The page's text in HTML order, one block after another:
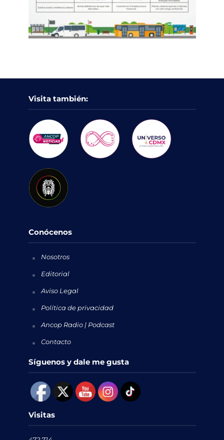
Visita también:
Conócenos
Nosotros
Editorial
Aviso Legal
Política de privacidad
Ancop Radio | Podcast
Contacto
Síguenos y dale me gusta
Visitas